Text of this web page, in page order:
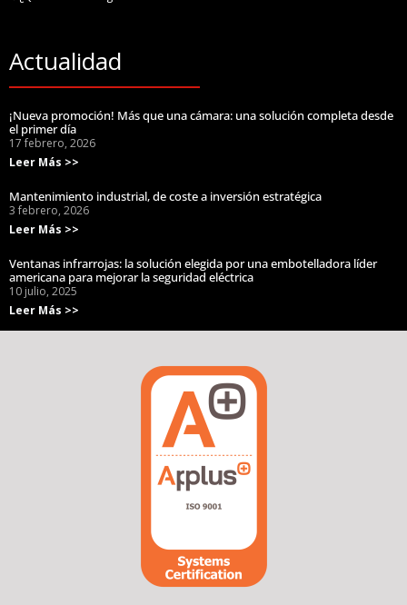
Actualidad
¡Nueva promoción! Más que una cámara: una solución completa desde
el primer día
17 febrero, 2026
Leer Más >>
Mantenimiento industrial, de coste a inversión estratégica
3 febrero, 2026
Leer Más >>
Ventanas infrarrojas: la solución elegida por una embotelladora líder
americana para mejorar la seguridad eléctrica
10 julio, 2025
Leer Más >>